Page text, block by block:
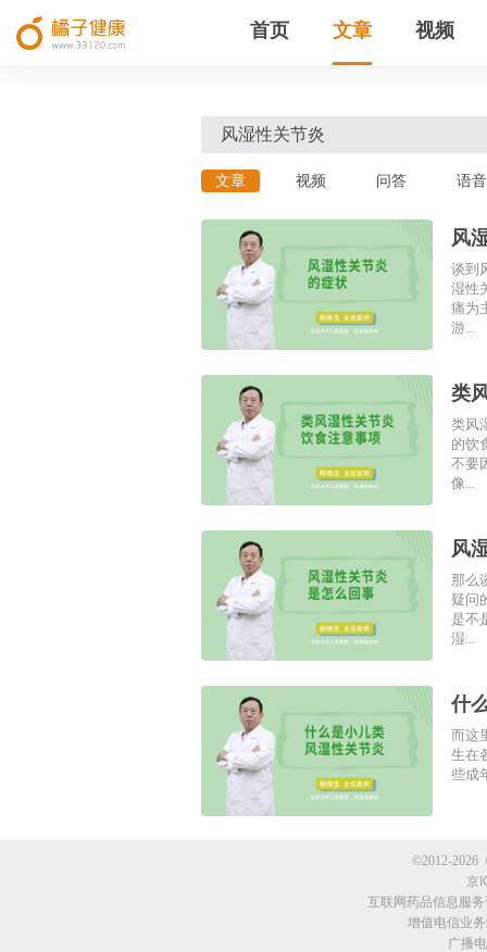
首页 文章 视频
文章 视频 问答 语音
风
谈到
湿性
痛为
游...
类
类风
的饮
不要
像...
风
那么
疑问
是不
湿...
什
而这
生在
些成
©2012-2026
京
互联网药品信息服
增值电信业
广播